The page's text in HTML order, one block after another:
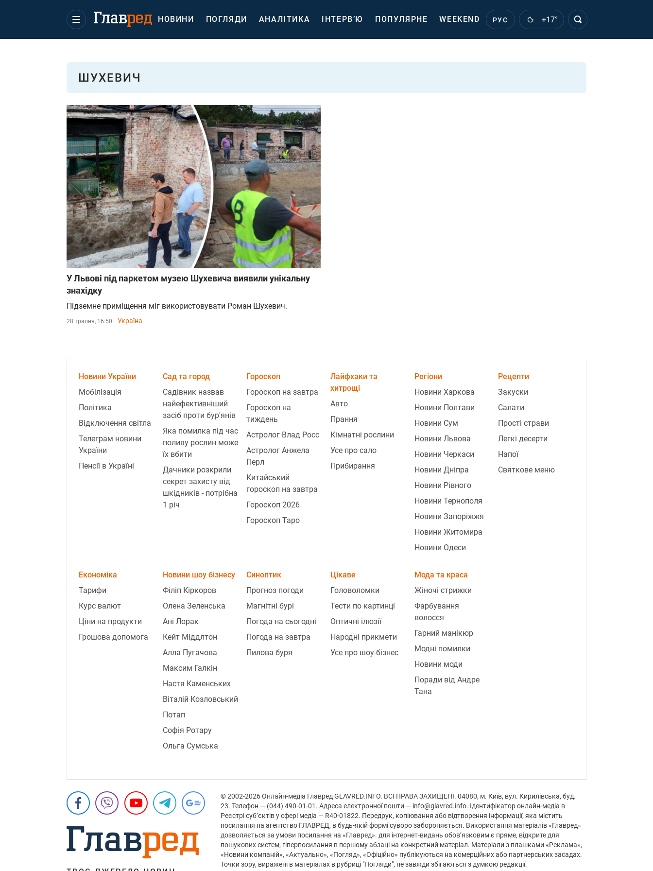
НОВИНИ ПОГЛЯДИ АНАЛІТИКА ІНТЕРВ’Ю ПОПУЛЯРНЕ WEEKEND РУС +17°
ШУХЕВИЧ
У Львові під паркетом музею Шухевича виявили унікальну
знахідку
Підземне приміщення міг використовувати Роман Шухевич.
28 травня, 16:50 Україна
Новини України
Мобілізація
Політика
Відключення світла
Телеграм новини
України
Пенсії в Україні
Сад та город
Садівник назвав
найефективніший
засіб проти бур'янів
Яка помилка під час
поливу рослин може
їх вбити
Дачники розкрили
секрет захисту від
шкідників - потрібна
1 річ
Гороскоп
Гороскоп на завтра
Гороскоп на
тиждень
Астролог Влад Росс
Астролог Анжела
Перл
Китайський
гороскоп на завтра
Гороскоп 2026
Гороскоп Таро
Лайфхаки та
хитрощі
Авто
Прання
Кімнатні рослини
Усе про сало
Прибирання
Регіони
Новини Харкова
Новини Полтави
Новини Сум
Новини Львова
Новини Черкаси
Новини Дніпра
Новини Рівного
Новини Тернополя
Новини Запоріжжя
Новини Житомира
Новини Одеси
Рецепти
Закуски
Салати
Прості страви
Легкі десерти
Напої
Святкове меню
Економіка
Тарифи
Курс валют
Ціни на продукти
Грошова допомога
Новини шоу бізнесу
Філіп Кіркоров
Олена Зеленська
Ані Лорак
Кейт Міддлтон
Алла Пугачова
Максим Галкін
Настя Каменських
Віталій Козловський
Потап
Софія Ротару
Ольга Сумська
Синоптик
Прогноз погоди
Магнітні бурі
Погода на сьогодні
Погода на завтра
Пилова буря
Цікаве
Головоломки
Тести по картинці
Оптичні ілюзії
Народні прикмети
Усе про шоу-бізнес
Мода та краса
Жіночі стрижки
Фарбування
волосся
Гарний манікюр
Модні помилки
Новини моди
Поради від Андре
Тана
© 2002-2026 Онлайн-медіа Главред GLAVRED.INFO. ВСІ ПРАВА ЗАХИЩЕНІ. 04080, м. Київ, вул. Кирилівська, буд.
23. Телефон — (044) 490-01-01. Адреса електронної пошти — info@glavred.info. Ідентифікатор онлайн-медіа в
Реєстрі суб’єктів у сфері медіа — R40-01822. Передрук, копіювання або відтворення інформації, яка містить
посилання на агентство ГЛАВРЕД, в будь-якій формi суворо забороняється. Використання матеріалів «Главред»
дозволяється за умови посилання на «Главред». для інтернет-видань обов’язковим є пряме, відкрите для
пошукових систем, гіперпосилання в першому абзаці на конкретний матеріал. Матеріали з плашками «Реклама»,
«Новини компаній», «Актуально», «Погляд», «Офіційно» публікуються на комерційних або партнерських засадах.
Точки зору, виражені в матеріалах в рубриці "Погляди", не завжди збігаються з думкою редакції.